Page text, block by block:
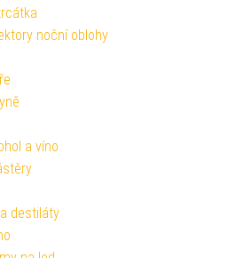
noční oblohy
a víno
destiláty